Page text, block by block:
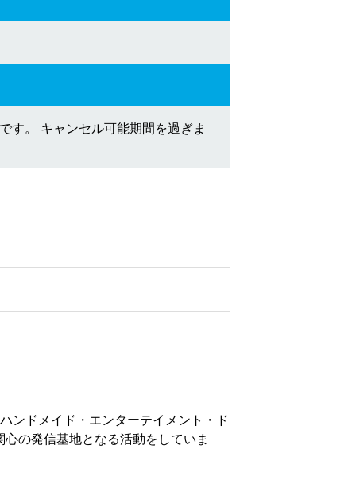
す。 キャンセル可能期間を過ぎま
ンドメイド・エンターテイメント・ド
の発信基地となる活動をしていま